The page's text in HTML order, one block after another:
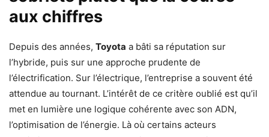
aux chiffres
Depuis des années, Toyota a bâti sa réputation sur
l’hybride, puis sur une approche prudente de
l’électrification. Sur l’électrique, l’entreprise a souvent été
attendue au tournant. L’intérêt de ce critère oublié est qu’il
met en lumière une logique cohérente avec son ADN,
l’optimisation de l’énergie. Là où certains acteurs